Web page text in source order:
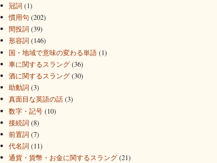
冠詞 (1)
慣用句 (202)
間投詞 (39)
形容詞 (146)
国・地域で意味の変わる単語 (1)
車に関するスラング (36)
酒に関するスラング (30)
助動詞 (3)
真面目な英語の話 (3)
数字・記号 (10)
接続詞 (8)
前置詞 (7)
代名詞 (11)
通貨・貨幣・お金に関するスラング (21)